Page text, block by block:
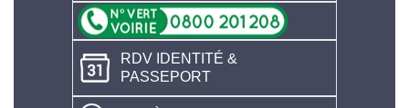
RDV IDENTITÉ &
PASSEPORT